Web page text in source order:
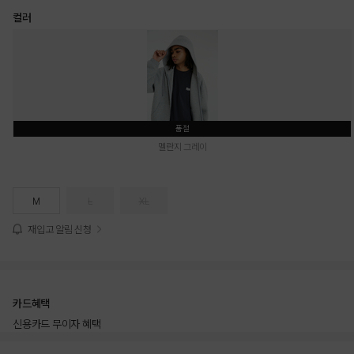
컬러
품절
멜란지 그레이
M
재입고 알림 신청
카드혜택
신용카드 무이자 혜택